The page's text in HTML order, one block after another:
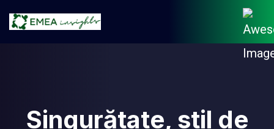
Singurătate, stil de